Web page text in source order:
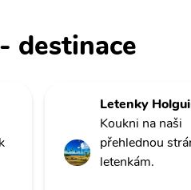
destinace
Letenky
Koukni na naši
přehlednou
letenkám.